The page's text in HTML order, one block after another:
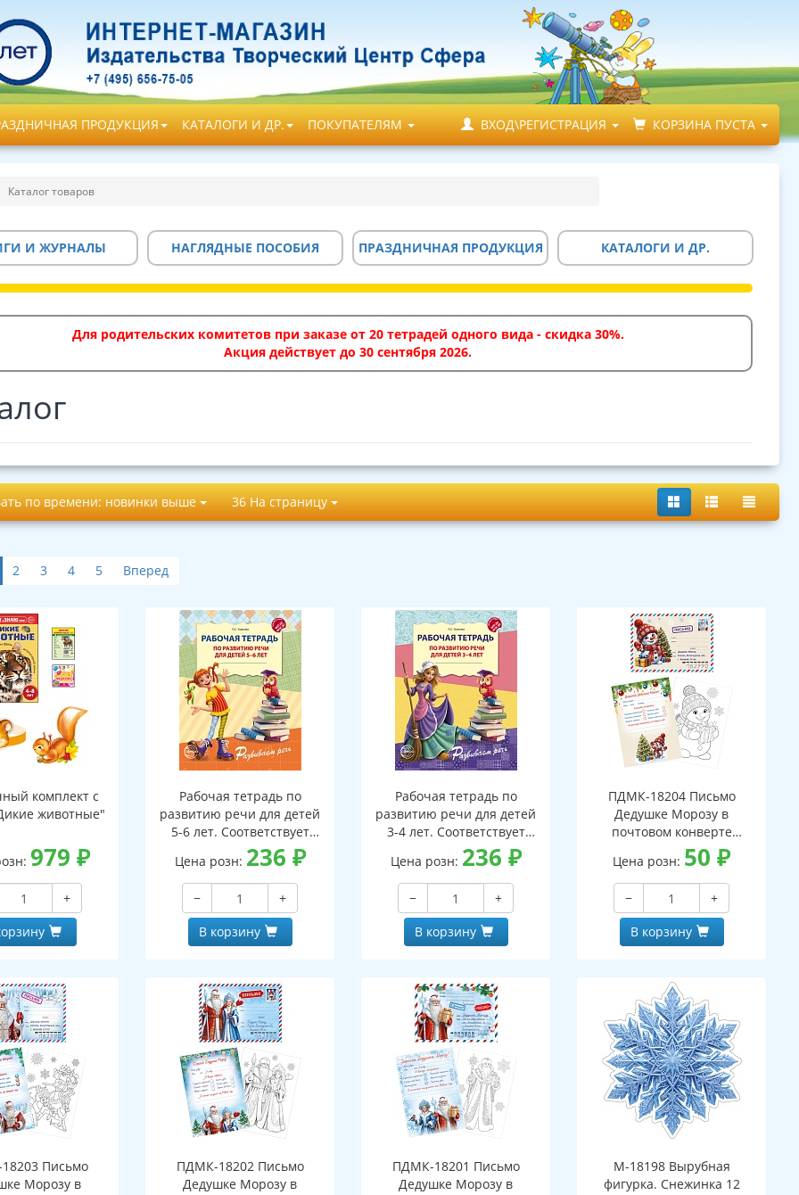
ПРОДУКЦИЯ КАТАЛОГИ И ДР. ПОКУПАТЕЛЯМ ВХОД\РЕГИСТРАЦИЯ КОРЗИНА ПУСТА
Каталог товаров
И ЖУРНАЛЫ НАГЛЯДНЫЕ ПОСОБИЯ ПРАЗДНИЧНАЯ ПРОДУКЦИЯ КАТАЛОГИ И ДР.
Для родительских комитетов при заказе от 20 тетрадей одного вида - скидка 30%.
Акция действует до 30 сентября 2026.
по времени: новинки выше 36 На страницу
2 3 4 5 Вперед
комплект с
животные"
979 ₽
+
Рабочая тетрадь по
развитию речи для детей
5-6 лет. Соответствует
ФГОС ДО - 3-е изд. испр.
Цена розн: 236 ₽
−
+
В корзину
Рабочая тетрадь по
развитию речи для детей
3-4 лет. Соответствует
ФГОС ДО - 3-е изд. испр.
Цена розн: 236 ₽
−
+
В корзину
ПДМК-18204 Письмо
Дедушке Морозу в
почтовом конверте
(конверт, письмо с текстом
и раскраской на обороте,
вырубная фигурка)
Цена розн: 50₽
−
+
В корзину
Письмо
Морозу в
ПДМК-18202 Письмо
Дедушке Морозу в
ПДМК-18201 Письмо
Дедушке Морозу в
М-18198 Вырубная
фигурка. Снежинка 12